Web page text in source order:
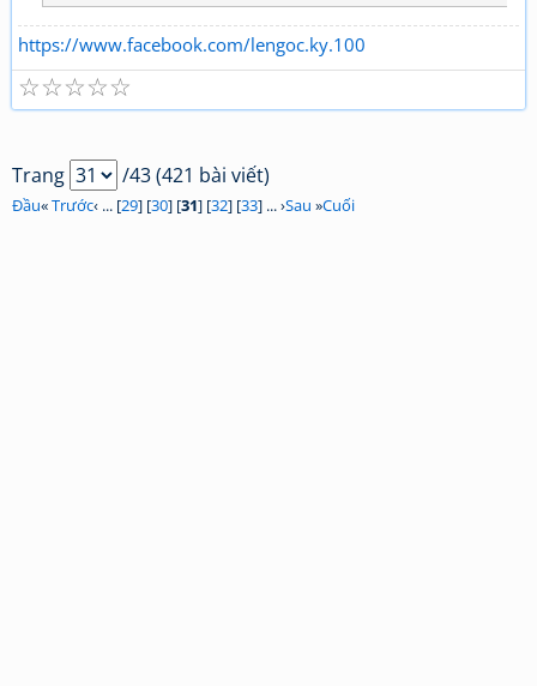
https://www.facebook.com/lengoc.ky.100
☆
☆
☆
☆
☆
Trang /43 (421 bài viết)
Đầu«Trước‹ ... [29] [30] [31] [32] [33] ... ›Sau »Cuối